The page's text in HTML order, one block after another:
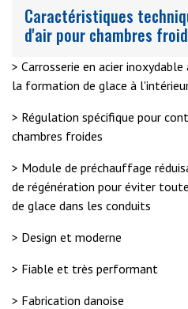
Caractéristiques
d'air pour chambres
> Carrosserie en acier
la formation de glace à
> Régulation spécifique pour
chambres froides
> Module de préchauffage
de régénération pour éviter
de glace dans les conduits
> Design et moderne
> Fiable et très performant
> Fabrication danoise